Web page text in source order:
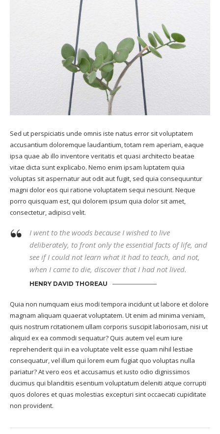
Sed ut perspiciatis unde omnis iste natus error sit voluptatem
accusantium doloremque laudantium, totam rem aperiam, eaque
ipsa quae ab illo inventore veritatis et quasi architecto beatae
vitae dicta sunt explicabo. Nemo enim ipsam luptatem quia
voluptas sit aspernatur aut odit aut fugit, sed quia consequuntur
magni dolor eos qui ratione voluptatem sequi nesciunt. Neque
porro quisquam est, qui dolorem ipsum quia dolor sit amet,
consectetur, adipisci velit.
I went to the woods because I wished to live
deliberately, to front only the essential facts of life, and
see if I could not learn what it had to teach, and not,
when I came to die, discover that I had not lived.
HENRY DAVID THOREAU
Quia non numquam eius modi tempora incidunt ut labore et dolore
magnam aliquam quaerat voluptatem. Ut enim ad minima veniam,
quis nostrum rcitationem ullam corporis suscipit laboriosam, nisi ut
aliquid ex ea commodi sequatur? Quis autem vel eum iure
reprehenderit qui in ea voluptate velit esse quam nihil lestiae
consequatur, vel illum qui lorem eum fugiat quo voluptas nulla
pariatur? At vero eos et accusamus et iusto odio dignissimos
ducimus qui blanditiis esentium voluptatum deleniti atque corrupti
quos dolores et quas molestias excepturi sint occaecati cupiditate
non provident.